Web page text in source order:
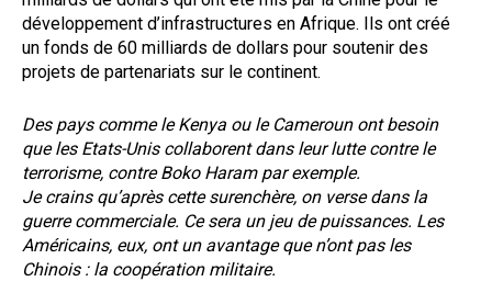
développement d’infrastructures en Afrique. Ils ont créé
un fonds de 60 milliards de dollars pour soutenir des
projets de partenariats sur le continent.
Des pays comme le Kenya ou le Cameroun ont besoin
que les Etats-Unis collaborent dans leur lutte contre le
terrorisme, contre Boko Haram par exemple.
Je crains qu’après cette surenchère, on verse dans la
guerre commerciale. Ce sera un jeu de puissances. Les
Américains, eux, ont un avantage que n’ont pas les
Chinois : la coopération militaire.